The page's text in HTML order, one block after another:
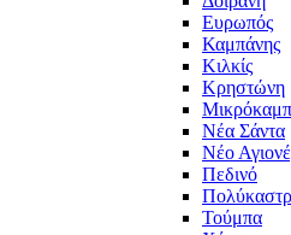
Ευρωπός
Καμπάνης
Κιλκίς
Κρηστώνη
Νέα Σάντα
Νέο
Πεδινό
Τούμπα